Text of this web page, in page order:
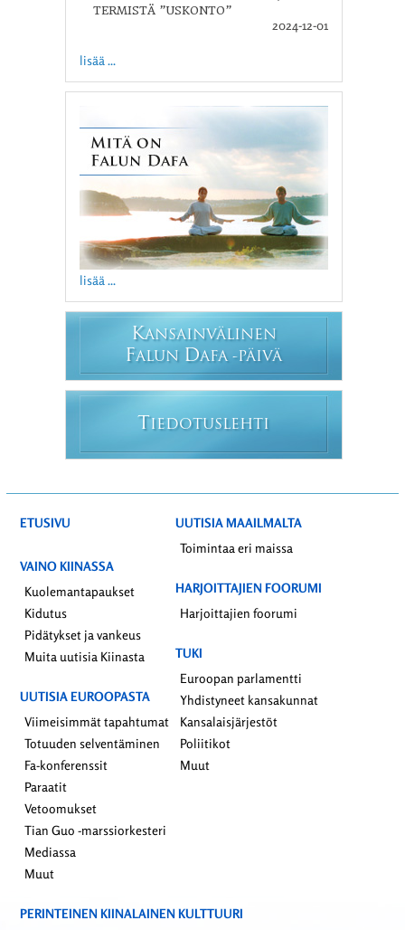
TERMISTÄ ”USKONTO”
2024-12-01
lisää ...
lisää ...
KANSAINVÄLINEN
FALUN DAFA -PÄIVÄ
T IEDOTUSLEHTI
ETUSIVU
VAINO KIINASSA
Kuolemantapaukset
Kidutus
Pidätykset ja vankeus
Muita uutisia Kiinasta
UUTISIA EUROOPASTA
Viimeisimmät tapahtumat
Totuuden selventäminen
Fa-konferenssit
Paraatit
Vetoomukset
Tian Guo -marssiorkesteri
Mediassa
Muut
UUTISIA MAAILMALTA
Toimintaa eri maissa
HARJOITTAJIEN FOORUMI
Harjoittajien foorumi
TUKI
Euroopan parlamentti
Yhdistyneet kansakunnat
Kansalaisjärjestöt
Poliitikot
Muut
PERINTEINEN KIINALAINEN KULTTUURI